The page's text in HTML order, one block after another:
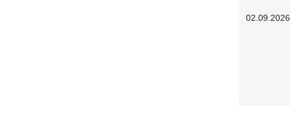
02.09.2026